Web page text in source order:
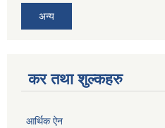
अन्य
कर तथा शुल्कहरु
आर्थिक ऐन